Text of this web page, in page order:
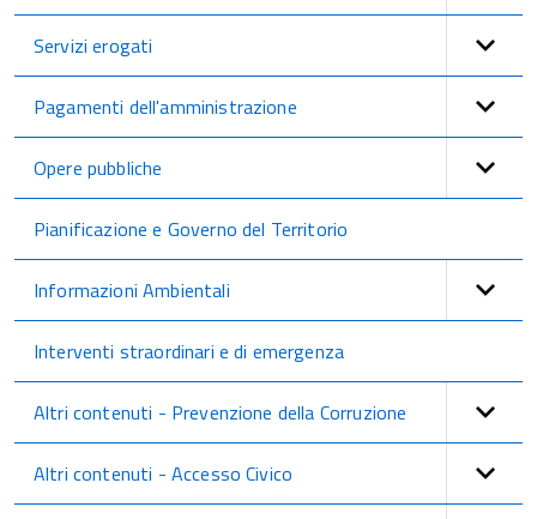
Servizi erogati
Pagamenti dell'amministrazione
Opere pubbliche
Pianificazione e Governo del Territorio
Informazioni Ambientali
Interventi straordinari e di emergenza
Altri contenuti - Prevenzione della Corruzione
Altri contenuti - Accesso Civico